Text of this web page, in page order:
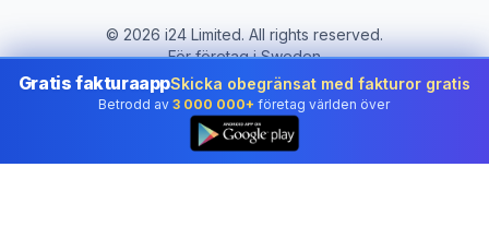
© 2026 i24 Limited. All rights reserved.
För företag i Sweden
Byt land:
Sweden
Gratis fakturaappSkicka obegränsat med fakturor gratis
Betrodd av 3 000 000+ företag världen över